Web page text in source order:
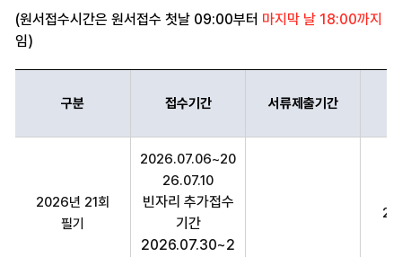
(원서접수시간은 원서접수 첫날 09:00부터 마지막 날 18:00까지
임)
구분 접수기간 서류제출기간
2026년 21회
필기
2026.07.06~20
26.07.10
빈자리 추가접수
기간
2026.07.30~2